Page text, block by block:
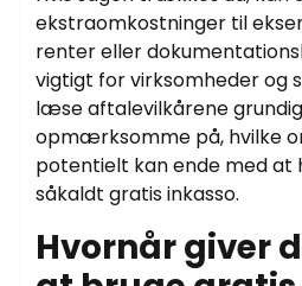
ekstraomkostninger til
renter eller
vigtigt for virksomheder og
læse aftalevilkårene
opmærksomme på, hvilke
potentielt kan ende med
såkaldt gratis inkasso.
Hvornår giver